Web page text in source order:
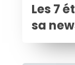
Les 7
sa